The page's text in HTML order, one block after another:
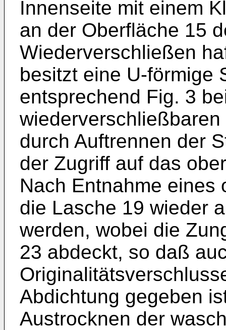
Innenseite mit einem
an der Oberfläche 15
Wiederverschließen
besitzt eine U-förmige
entsprechend Fig. 3
durch Auftrennen der
der Zugriff auf das
Nach Entnahme eines
die Lasche 19 wieder
werden, wobei die
23 abdeckt, so daß
Abdichtung gegeben
Austrocknen der